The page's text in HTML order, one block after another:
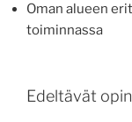
Oman alueen
toiminnassa
Edeltävät